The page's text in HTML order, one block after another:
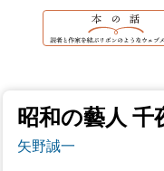
昭和の藝人 千
矢野誠一